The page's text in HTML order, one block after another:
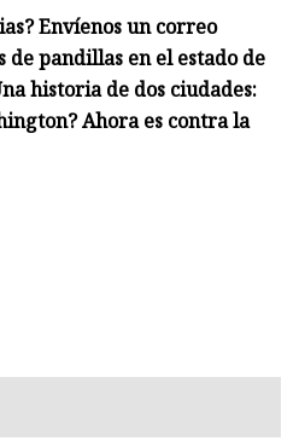
Envíenos un correo
de pandillas en el estado de
historia de dos ciudades:
Ahora es contra la